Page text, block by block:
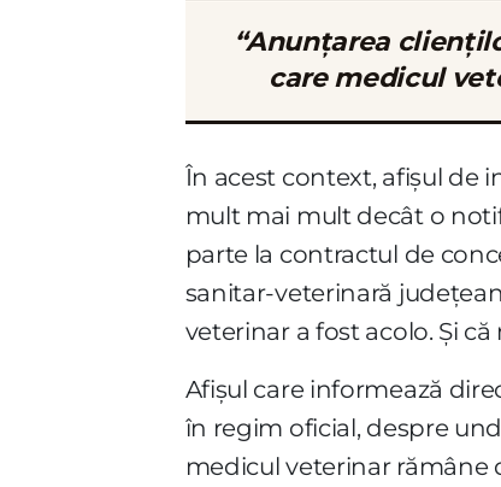
“Anunțarea
care medicul
În acest context, afișul de
mult mai mult decât o
parte la contractul de
sanitar-veterinară
veterinar a fost acolo. Și
Afișul care informează
în regim oficial, despre
medicul veterinar